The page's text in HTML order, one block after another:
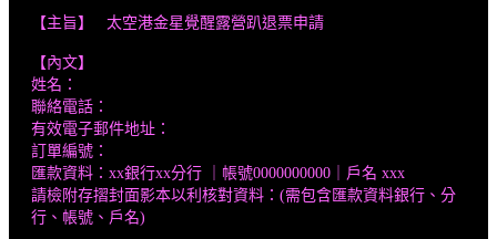
【主旨】 太空港金星覺醒露營趴退票申請
【內文】
姓名：
聯絡電話：
有效電子郵件地址：
訂單編號：
匯款資料：xx銀行xx分行 ｜帳號0000000000｜戶名 xxx
請檢附存摺封面影本以利核對資料：(需包含匯款資料銀行、分
行、帳號、戶名)